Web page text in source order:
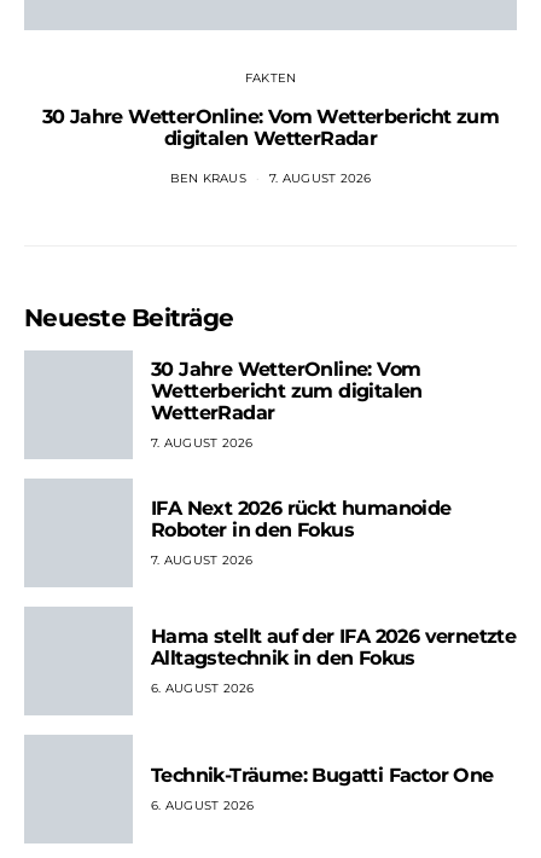
FAKTEN
30 Jahre WetterOnline: Vom Wetterbericht zum
digitalen WetterRadar
BEN KRAUS 7. AUGUST 2026
Neueste Beiträge
30 Jahre WetterOnline: Vom
Wetterbericht zum digitalen
WetterRadar
7. AUGUST 2026
IFA Next 2026 rückt humanoide
Roboter in den Fokus
7. AUGUST 2026
Hama stellt auf der IFA 2026 vernetzte
Alltagstechnik in den Fokus
6. AUGUST 2026
Technik-Träume: Bugatti Factor One
6. AUGUST 2026